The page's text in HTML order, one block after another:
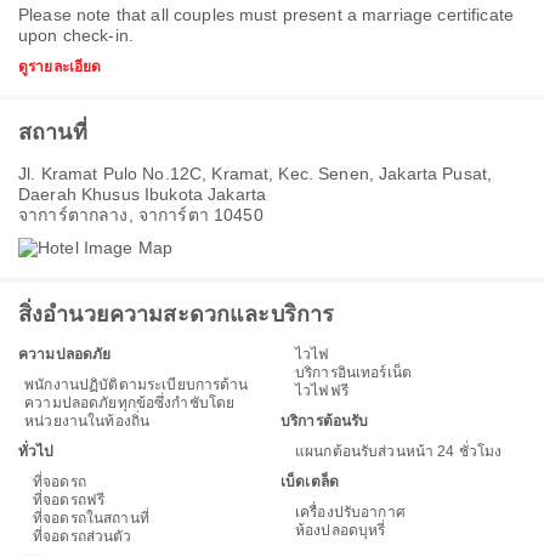
Please note that all couples must present a marriage certificate
upon check-in.
ดูรายละเอียด
สถานที่
Jl. Kramat Pulo No.12C, Kramat, Kec. Senen, Jakarta Pusat,
Daerah Khusus Ibukota Jakarta
จาการ์ตากลาง, จาการ์ตา 10450
สิ่งอำนวยความสะดวกและบริการ
ความปลอดภัย
พนักงานปฏิบัติตามระเบียบการด้าน
ความปลอดภัยทุกข้อซึ่งกำชับโดย
หน่วยงานในท้องถิ่น
ทั่วไป
ที่จอดรถ
ที่จอดรถฟรี
ที่จอดรถในสถานที่
ที่จอดรถส่วนตัว
ไวไฟ
บริการอินเทอร์เน็ต
ไวไฟฟรี
บริการต้อนรับ
แผนกต้อนรับส่วนหน้า 24 ชั่วโมง
เบ็ดเตล็ด
เครื่องปรับอากาศ
ห้องปลอดบุหรี่